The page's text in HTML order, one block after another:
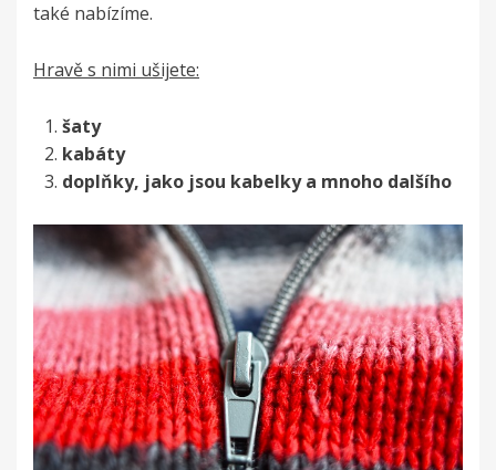
také nabízíme.
Hravě s nimi ušijete:
šaty
kabáty
doplňky, jako jsou kabelky a mnoho dalšího